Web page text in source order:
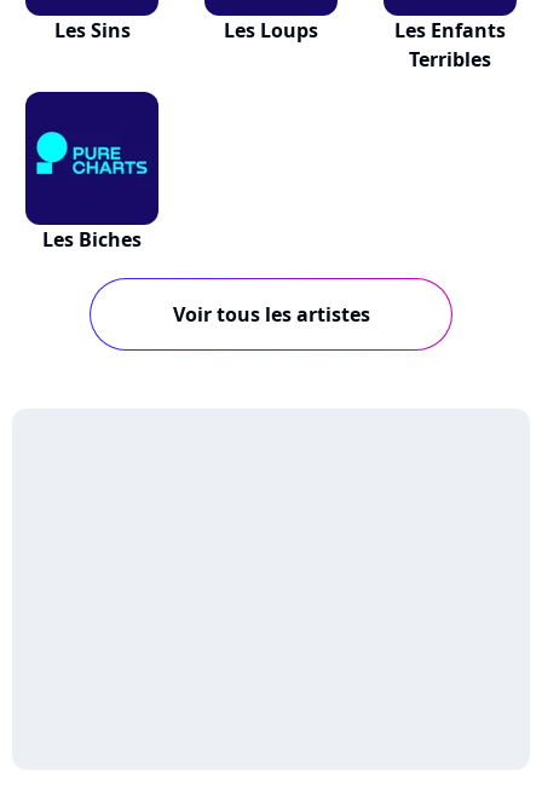
Les Sins Les Loups
Les Enfants
Terribles
Les Biches
Voir tous les artistes